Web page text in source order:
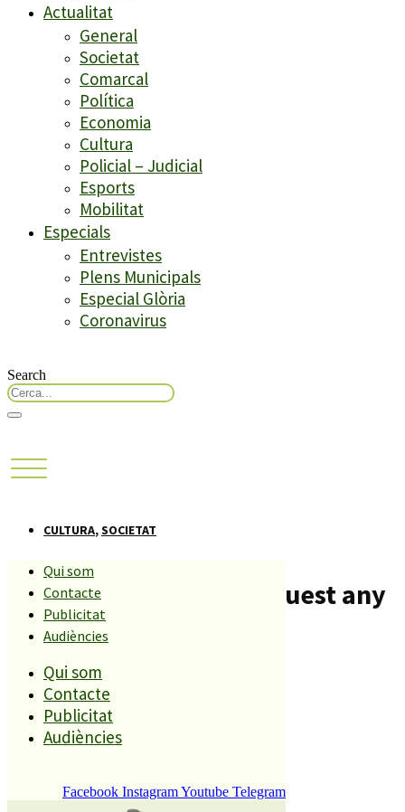
Actualitat
General
Societat
Comarcal
Política
Economia
Cultura
Policial – Judicial
Esports
Mobilitat
Especials
Entrevistes
Plens Municipals
Especial Glòria
Coronavirus
Search
Qui som
Contacte
Publicitat
Audiències
Qui som
Contacte
Publicitat
Audiències
Facebook InstagramYoutube Telegram
CULTURA,SOCIETAT
El Cagatió popular d’aquest any
també serà solidari
Compartiu aquesta història
REDACCIÓ